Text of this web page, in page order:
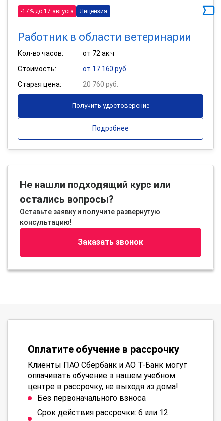
-17% до 17 августа Лицензия
Работник в области ветеринарии
Кол-во часов:
от 72 ак.ч
Стоимость:
от 17 160 руб.
Старая цена:
20 760 руб.
Получить удостоверение
Подробнее
Не нашли подходящий курс или
остались вопросы?
Оставьте заявку и получите развернутую
консультацию!
Заказать звонок
Оплатите обучение в рассрочку
Клиенты ПАО Сбербанк и АО Т-Банк могут
оплачивать обучение в нашем учебном
центре в рассрочку, не выходя из дома!
Без первоначального взноса
Срок действия рассрочки: 6 или 12